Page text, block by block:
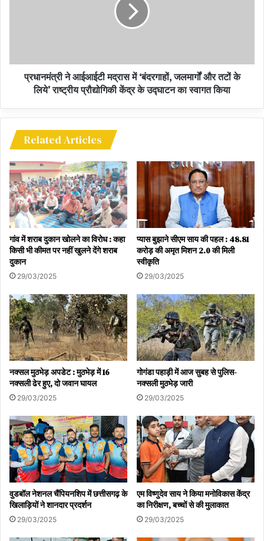
प्रधानमंत्री ने आईआईटी मद्रास में ‘बंदरगाहों, जलमार्गों और तटों के
लिये’ राष्ट्रीय प्रौद्योगिकी केंद्र के उद्घाटन का स्वागत किया
Related Articles
गांव में शराब दुकान खोलने का विरोध : कहा
किसी भी कीमत पर नहीं खुलने देंगे शराब
दुकान
29/03/2025
प्यास बुझाने सीएम साय की पहल : 48.81
करोड़ की अमृत मिशन 2.0 की मिली
स्वीकृति
29/03/2025
नक्सल मुठभेड़ अपडेट : मुठभेड़ में 16
नक्सली ढेर हुए, दो जवान घायल
29/03/2025
गोगंडा पहाड़ी में आज सुबह से पुलिस-
नक्सली मुठभेड़ जारी
29/03/2025
वुडबॉल नेशनल चैंपियनशिप में छत्तीसगढ़ के
खिलाड़ियों ने शानदार प्रदर्शन
29/03/2025
एम विष्णुदेव साय ने किया मनोविकास केंद्र
का निरीक्षण, बच्चों से की मुलाकात
29/03/2025